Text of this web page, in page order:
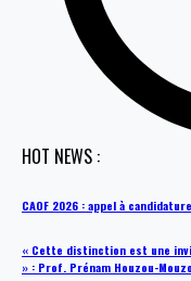
HOT NEWS :
CAOF 2026 : appel à
« Cette distinction est une
» : Prof. Prénam Houzou-